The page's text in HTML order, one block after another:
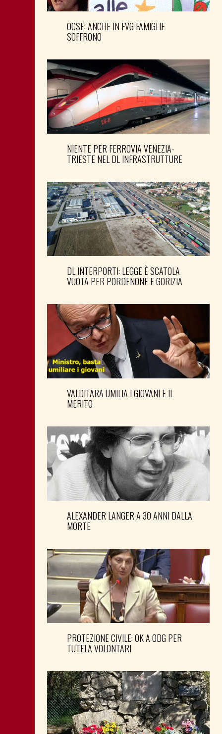
OCSE: ANCHE IN FVG FAMIGLIE
SOFFRONO
NIENTE PER FERROVIA VENEZIA-
TRIESTE NEL DL INFRASTRUTTURE
DL INTERPORTI: LEGGE È SCATOLA
VUOTA PER PORDENONE E GORIZIA
VALDITARA UMILIA I GIOVANI E IL
MERITO
ALEXANDER LANGER A 30 ANNI DALLA
MORTE
PROTEZIONE CIVILE: OK A ODG PER
TUTELA VOLONTARI